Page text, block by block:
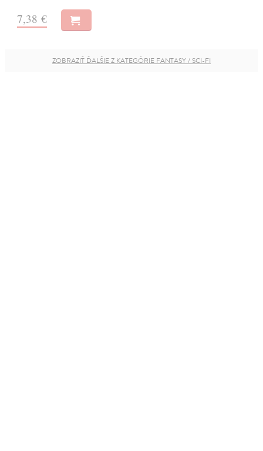
7,38 €
ZOBRAZIŤ ĎALŠIE Z KATEGÓRIE FANTASY / SCI-FI